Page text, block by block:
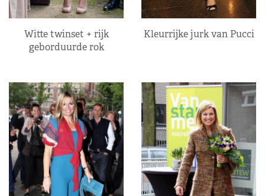
Witte twinset + rijk
geborduurde rok
Kleurrijke jurk van Pucci